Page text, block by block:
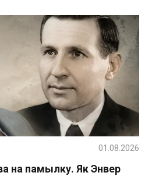
на памылку. Як Энвер
01.08.2026